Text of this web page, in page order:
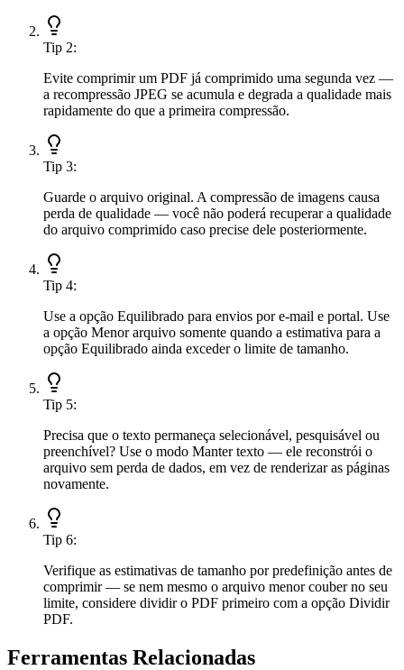
Tip 2:
Evite comprimir um PDF já comprimido uma segunda vez —
a recompressão JPEG se acumula e degrada a qualidade mais
rapidamente do que a primeira compressão.
Tip 3:
Guarde o arquivo original. A compressão de imagens causa
perda de qualidade — você não poderá recuperar a qualidade
do arquivo comprimido caso precise dele posteriormente.
Tip 4:
Use a opção Equilibrado para envios por e-mail e portal. Use
a opção Menor arquivo somente quando a estimativa para a
opção Equilibrado ainda exceder o limite de tamanho.
Tip 5:
Precisa que o texto permaneça selecionável, pesquisável ou
preenchível? Use o modo Manter texto — ele reconstrói o
arquivo sem perda de dados, em vez de renderizar as páginas
novamente.
Tip 6:
Verifique as estimativas de tamanho por predefinição antes de
comprimir — se nem mesmo o arquivo menor couber no seu
limite, considere dividir o PDF primeiro com a opção Dividir
PDF.
Ferramentas Relacionadas